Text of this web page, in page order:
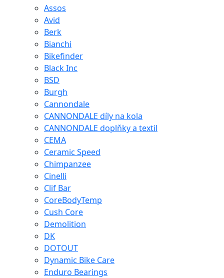
Assos
Avid
Berk
Bianchi
Bikefinder
Black Inc
BSD
Burgh
Cannondale
CANNONDALE díly na kola
CANNONDALE doplňky a textil
CEMA
Ceramic Speed
Chimpanzee
Cinelli
Clif Bar
CoreBodyTemp
Cush Core
Demolition
DK
DOTOUT
Dynamic Bike Care
Enduro Bearings